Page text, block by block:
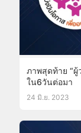
ภาพสุดท้าย “ผู้
ใน6วันต่อมา
24 มิ.ย. 2023